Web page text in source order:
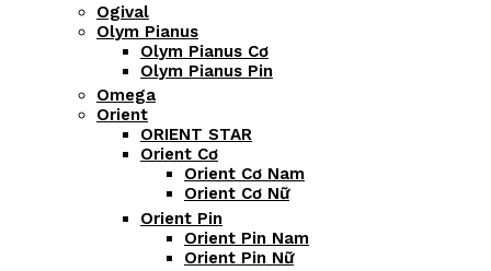
Ogival
Olym Pianus
Olym Pianus Cơ
Olym Pianus Pin
Omega
Orient
ORIENT STAR
Orient Cơ
Orient Cơ Nam
Orient Cơ Nữ
Orient Pin
Orient Pin Nam
Orient Pin Nữ